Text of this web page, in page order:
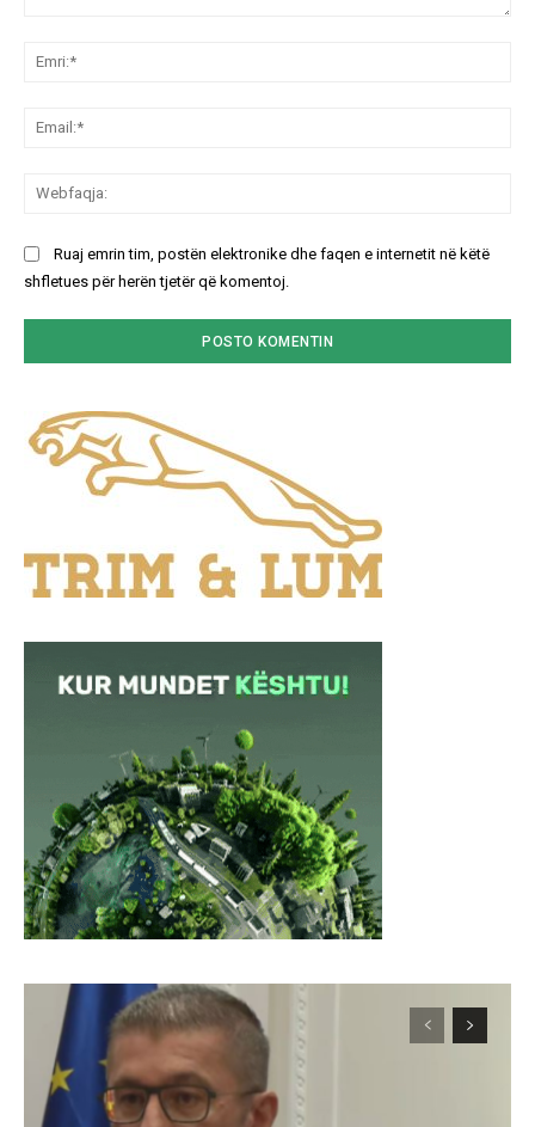
Ruaj emrin tim, postën elektronike dhe faqen e internetit në këtë
shfletues për herën tjetër që komentoj.